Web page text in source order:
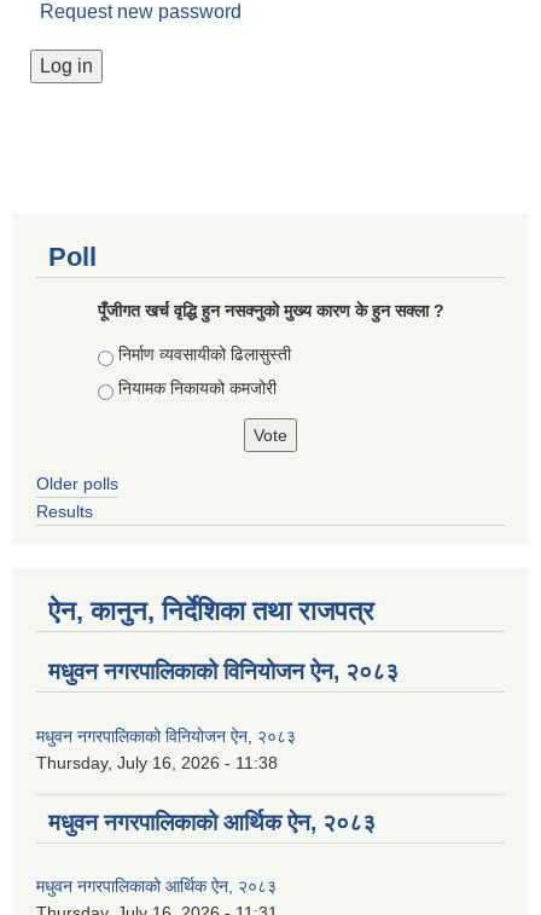
Request new password
Poll
पूँजीगत खर्च वृद्धि हुन नसक्नुको मुख्य कारण के हुन सक्ला ?
Choices
निर्माण व्यवसायीको ढिलासुस्ती
नियामक निकायको कमजोरी
Older polls
Results
ऐन, कानुन, निर्देशिका तथा राजपत्र
मधुवन नगरपालिकाको विनियोजन ऐन, २०८३
मधुवन नगरपालिकाको विनियोजन ऐन, २०८३
Thursday, July 16, 2026 - 11:38
मधुवन नगरपालिकाको आर्थिक ऐन, २०८३
मधुवन नगरपालिकाको आर्थिक ऐन, २०८३